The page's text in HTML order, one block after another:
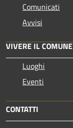
Comunicati
Avvisi
VIVERE IL COMUNE
Luoghi
Eventi
CONTATTI